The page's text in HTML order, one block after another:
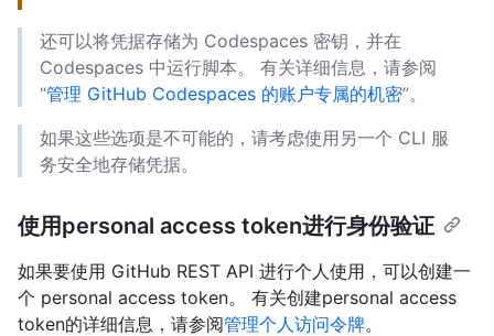
还可以将凭据存储为 Codespaces 密钥，并在
Codespaces 中运行脚本。 有关详细信息，请参阅
“管理 GitHub Codespaces 的账户专属的机密”。
如果这些选项是不可能的，请考虑使用另一个 CLI 服
务安全地存储凭据。
使用personal access token进行身份验证
如果要使用 GitHub REST API 进行个人使用，可以创建一
个 personal access token。 有关创建personal access
token的详细信息，请参阅管理个人访问令牌。